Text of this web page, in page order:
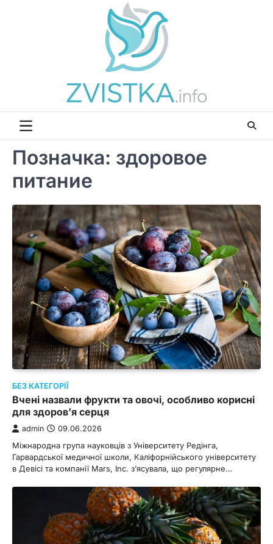
Позначка: здоровое
питание
БЕЗ КАТЕГОРІЇ
Вчені назвали фрукти та овочі, особливо корисні
для здоров’я серця
admin 09.06.2026
Міжнародна група науковців з Університету Редінга,
Гарвардської медичної школи, Каліфорнійського університету
в Девісі та компанії Mars, Inc. з’ясувала, що регулярне…